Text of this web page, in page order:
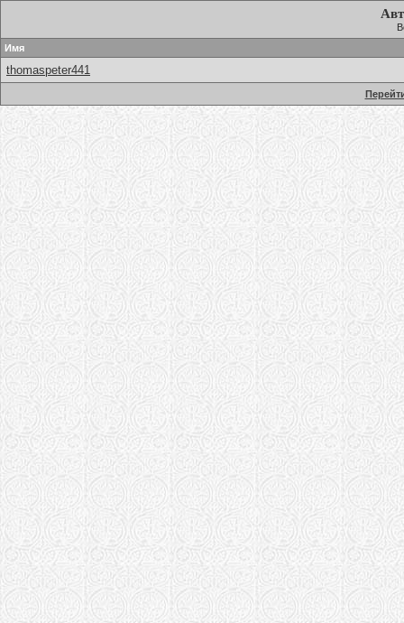
Имя
thomaspeter441